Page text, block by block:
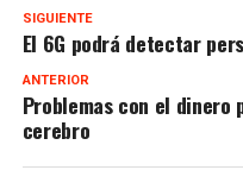
SIGUIENTE
El 6G podrá detectar
ANTERIOR
Problemas con el dinero
cerebro